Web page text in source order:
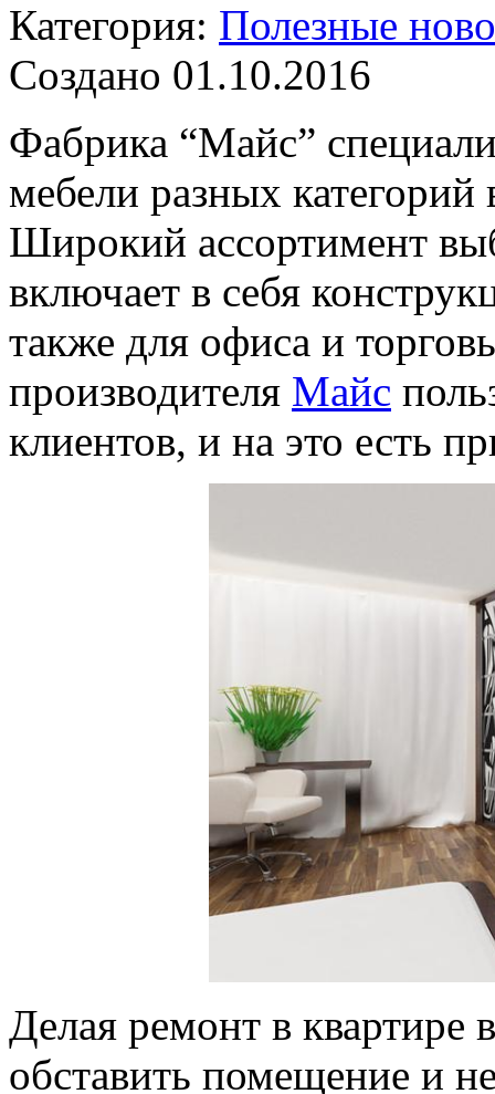
Категория: Полезные
Создано 01.10.2016
Фабрика “Майс”
мебели разных
Широкий ассортимент
включает в себя
также для офиса и
производителя Майс
клиентов, и на это есть
Делая ремонт в квартире
обставить помещение и